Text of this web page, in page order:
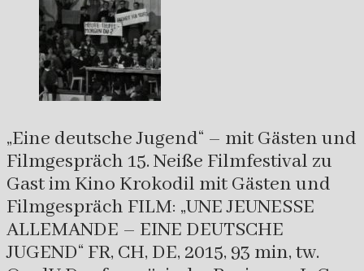
„Eine deutsche Jugend“ – mit Gästen und
Filmgespräch 15. Neiße Filmfestival zu
Gast im Kino Krokodil mit Gästen und
Filmgespräch FILM: „UNE JEUNESSE
ALLEMANDE – EINE DEUTSCHE
JUGEND“ FR, CH, DE, 2015, 93 min, tw.